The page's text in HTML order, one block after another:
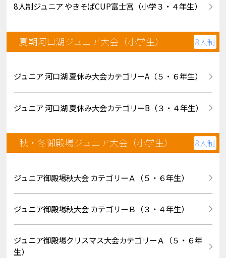
8人制ジュニア やきそばCUP富士宮（小学３・４年生）
夏期河口湖ジュニア大会（小学生） 8人制
ジュニア 河口湖 夏休み大会カテゴリーA（５・６年生）
ジュニア 河口湖 夏休み大会カテゴリーB（３・４年生）
秋・冬御殿場ジュニア大会（小学生） 8人制
ジュニア御殿場秋大会 カテゴリーＡ（５・６年生）
ジュニア御殿場秋大会 カテゴリーＢ（３・４年生）
ジュニア御殿場クリスマス大会カテゴリーＡ（５・６年
生）